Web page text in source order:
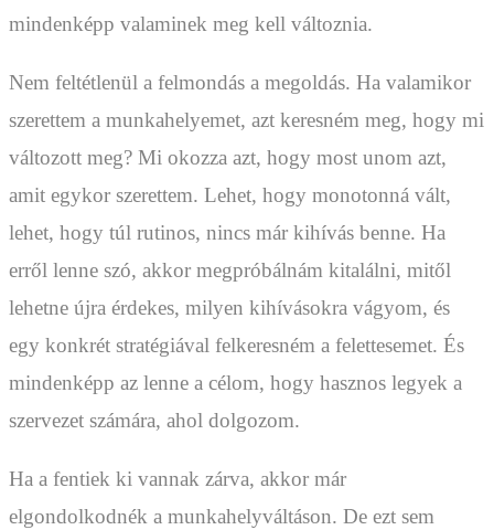
mindenképp valaminek meg kell változnia.
Nem feltétlenül a felmondás a megoldás. Ha valamikor
szerettem a munkahelyemet, azt keresném meg, hogy mi
változott meg? Mi okozza azt, hogy most unom azt,
amit egykor szerettem. Lehet, hogy monotonná vált,
lehet, hogy túl rutinos, nincs már kihívás benne. Ha
erről lenne szó, akkor megpróbálnám kitalálni, mitől
lehetne újra érdekes, milyen kihívásokra vágyom, és
egy konkrét stratégiával felkeresném a felettesemet. És
mindenképp az lenne a célom, hogy hasznos legyek a
szervezet számára, ahol dolgozom.
Ha a fentiek ki vannak zárva, akkor már
elgondolkodnék a munkahelyváltáson. De ezt sem